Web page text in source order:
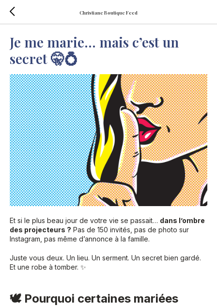
Christiane Boutique Feed
Je me marie… mais c’est un
secret 🤫💍
Et si le plus beau jour de votre vie se passait… dans l’ombre
des projecteurs ? Pas de 150 invités, pas de photo sur
Instagram, pas même d’annonce à la famille.
Juste vous deux. Un lieu. Un serment. Un secret bien gardé.
Et une robe à tomber. ✨
🕊 Pourquoi certaines mariées